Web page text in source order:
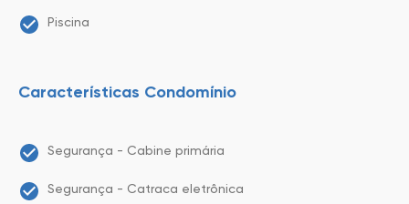
Piscina
Características Condomínio
Segurança - Cabine primária
Segurança - Catraca eletrônica